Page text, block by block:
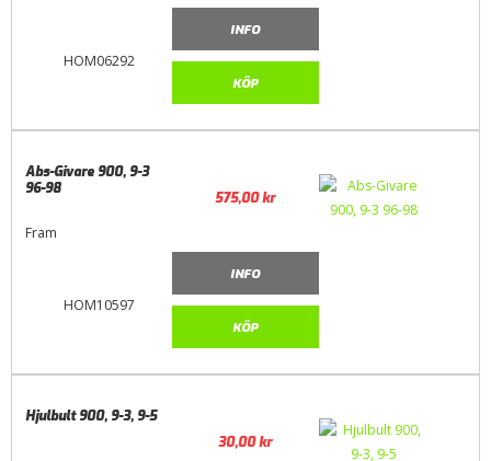
HOM06292
INFO
KÖP
HOM10597
Abs-Givare 900, 9-3
96-98
Fram
575,00kr
INFO
KÖP
Hjulbult 900, 9-3, 9-5
30,00kr